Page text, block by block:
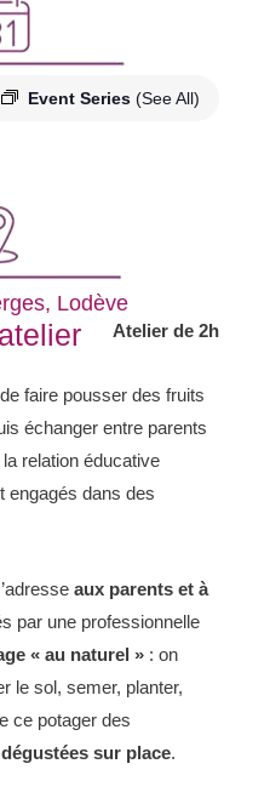
Event Series (See All)
Lodève
Atelier de 2h
faire pousser des fruits
échanger entre parents
relation éducative
engagés dans des
aux parents et à
par une professionnelle
« au naturel » : on
le sol, semer, planter,
ce potager des
sur place.